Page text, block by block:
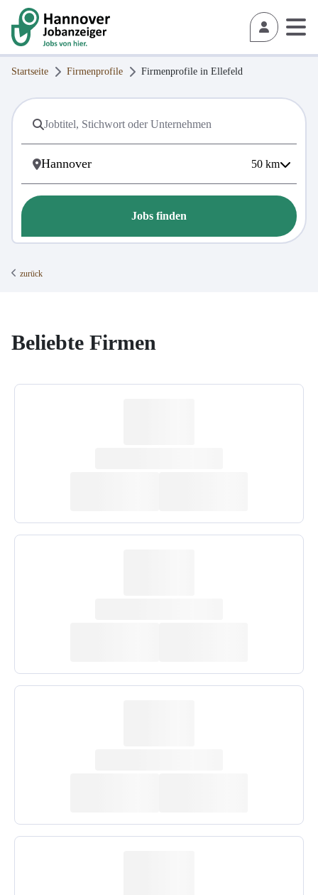
Startseite Firmenprofile Firmenprofile in Ellefeld
50 km
Jobs finden
zurück
Beliebte Firmen